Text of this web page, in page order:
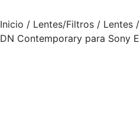
Inicio / Lentes/Filtros / Lentes /
DN Contemporary para Sony E